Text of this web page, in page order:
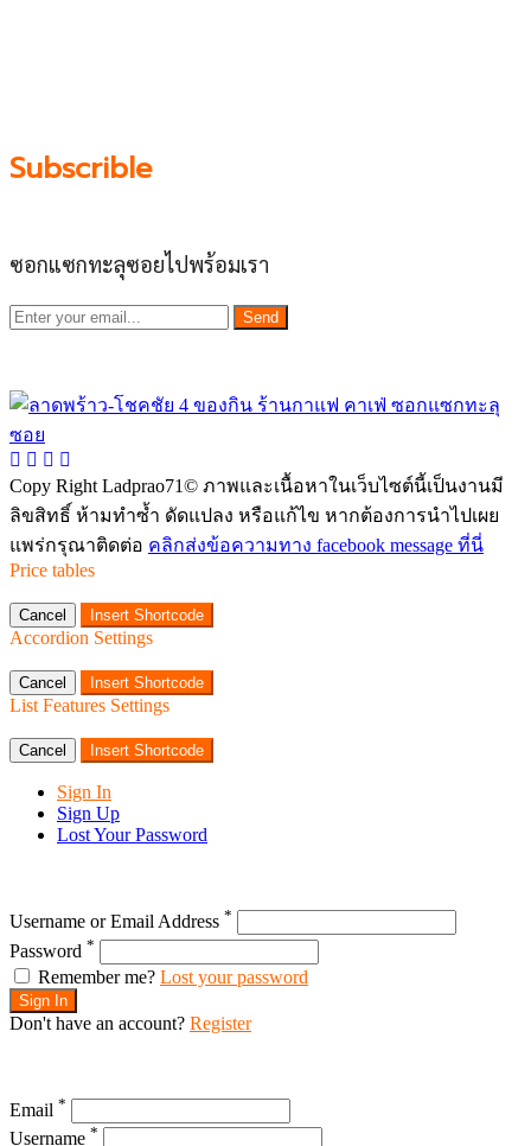
Subscrible
ซอกแซกทะลุซอยไปพร้อมเรา
Send
Copy Right Ladprao71© ภาพและเนื้อหาในเว็บไซต์นี้เป็นงานมี
ลิขสิทธิ์ ห้ามทำซ้ำ ดัดแปลง หรือแก้ไข หากต้องการนำไปเผย
แพร่กรุณาติดต่อ คลิกส่งข้อความทาง facebook message ที่นี่
Price tables
Cancel Insert Shortcode
Accordion Settings
Cancel Insert Shortcode
List Features Settings
Cancel Insert Shortcode
Sign In
Sign Up
Lost Your Password
Username or Email Address *
Password *
Remember me? Lost your password
Sign In
Don't have an account? Register
Email *
Username *